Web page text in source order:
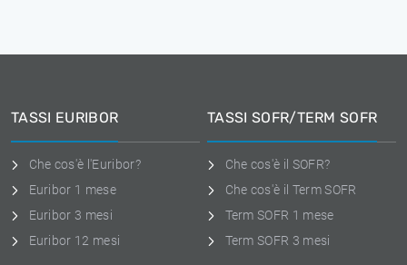
TASSI EURIBOR
Che cos'è l'Euribor?
Euribor 1 mese
Euribor 3 mesi
Euribor 12 mesi
TASSI SOFR/TERM SOFR
Che cos'è il SOFR?
Che cos'è il Term SOFR
Term SOFR 1 mese
Term SOFR 3 mesi